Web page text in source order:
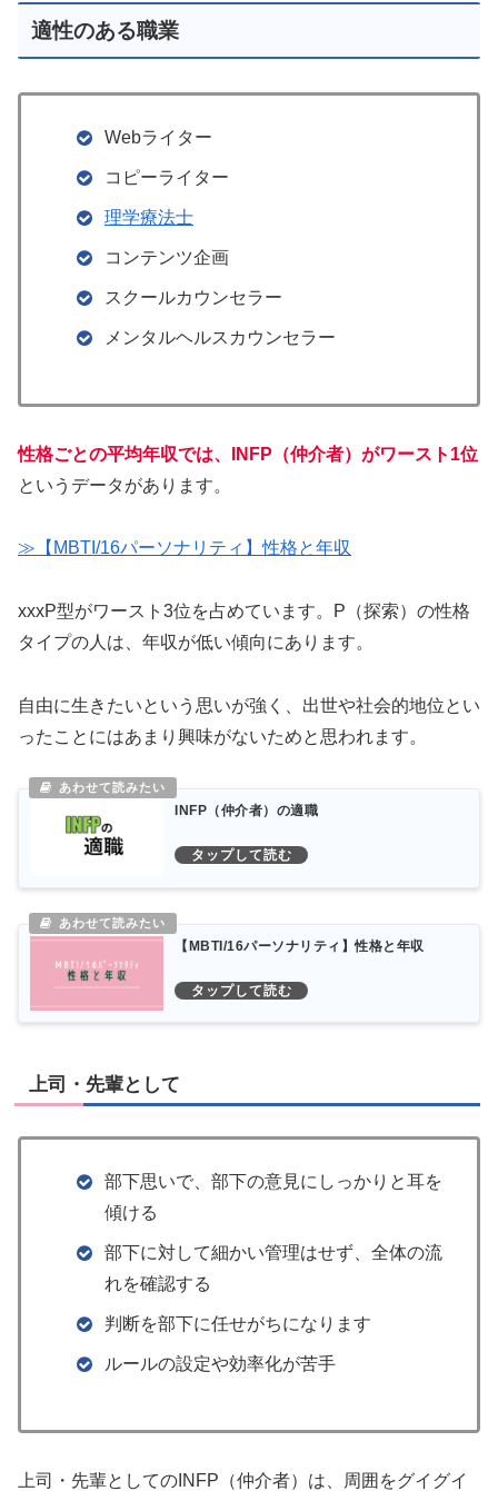
適性のある職業
Webライター
コピーライター
理学療法士​
コンテンツ企画
スクールカウンセラー
メンタルヘルスカウンセラー
性格ごとの平均年収では、INFP（仲介者）がワースト1位
というデータがあります。
≫【MBTI/16パーソナリティ】性格と年収
xxxP型がワースト3位を占めています。P（探索）の性格
タイプの人は、年収が低い傾向にあります。
自由に生きたいという思いが強く、出世や社会的地位とい
ったことにはあまり興味がないためと思われます。
INFP（仲介者）の適職
【MBTI/16パーソナリティ】性格と年収
上司・先輩として
部下思いで、部下の意見に​しっかりと耳を
傾ける
部下に対して細かい管理はせず、​全体の流
れを確認する
判断を部下に任せがちになります​
ルールの設定や効率化が苦手
上司・先輩としてのINFP（仲介者）は、周囲をグイグイ